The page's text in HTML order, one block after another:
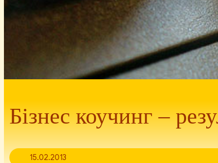
Бізнес коучинг –
15.02.2013